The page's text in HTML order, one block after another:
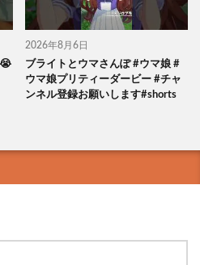
2026年8月6日
ブライトとウマさんぽ #ウマ娘 #
ウマ娘プリティーダービー #チャ
ンネル登録お願いします#shorts